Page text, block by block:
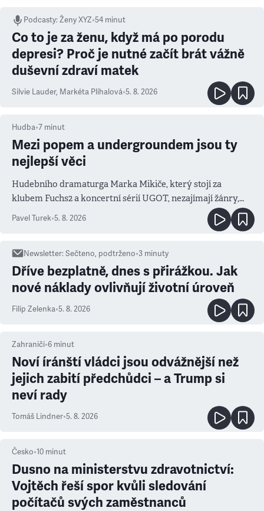
Podcasty:Ženy XYZ•54 minut
Co to je za ženu, když má po porodu
depresi? Proč je nutné začít brát vážně
duševní zdraví matek
Silvie Lauder, Markéta Plíhalová•5. 8. 2026
Hudba•7 minut
Mezi popem a undergroundem jsou ty
nejlepší věci
Hudebního dramaturga Marka Mikiče, který stojí za
klubem Fuchs2 a koncertní sérií UGOT, nezajímají žánry,
ale atmosféra
Pavel Turek•5. 8. 2026
Newsletter:Sečteno, podtrženo•3 minuty
Dříve bezplatně, dnes s přirážkou. Jak
nové náklady ovlivňují životní úroveň
Filip Zelenka•5. 8. 2026
Zahraničí•6 minut
Noví íránští vládci jsou odvážnější než
jejich zabití předchůdci – a Trump si
neví rady
Tomáš Lindner•5. 8. 2026
Česko•10 minut
Dusno na ministerstvu zdravotnictví:
Vojtěch řeší spor kvůli sledování
počítačů svých zaměstnanců